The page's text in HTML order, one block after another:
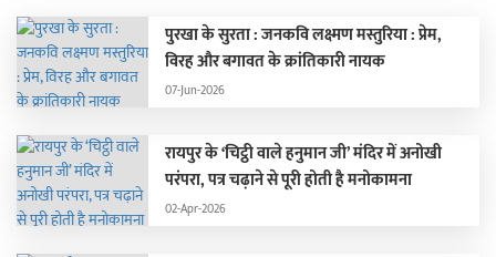
पुरखा के सुरता : जनकवि लक्ष्मण मस्तुरिया : प्रेम,
विरह और बगावत के क्रांतिकारी नायक
07-Jun-2026
रायपुर के ‘चिट्ठी वाले हनुमान जी’ मंदिर में अनोखी
परंपरा, पत्र चढ़ाने से पूरी होती है मनोकामना
02-Apr-2026